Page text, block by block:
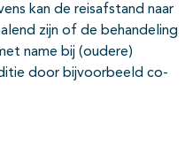
kan de reisafstand naar
zijn of de behandeling
name bij (oudere)
door bijvoorbeeld co-